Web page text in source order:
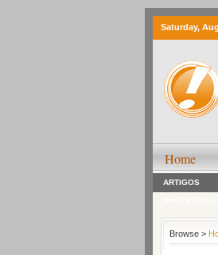
Saturday,
Home
ARTIGOS
Browse >